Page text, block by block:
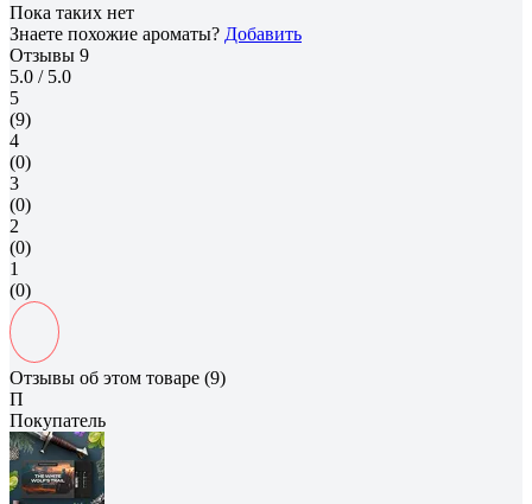
Пока таких нет
Знаете похожие ароматы? Добавить
Отзывы 9
5.0 / 5.0
5
(9)
4
(0)
3
(0)
2
(0)
1
(0)
Отзывы об этом товаре (9)
П
Покупатель